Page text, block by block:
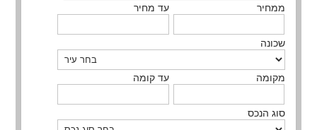
ממחיר עד מחיר
שכונה
מקומה עד קומה
סוג הנכס